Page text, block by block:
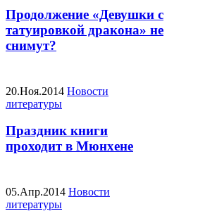
Продолжение «Девушки с
татуировкой дракона» не
снимут?
20.Ноя.2014 Новости
литературы
Праздник книги
проходит в Мюнхене
05.Апр.2014 Новости
литературы